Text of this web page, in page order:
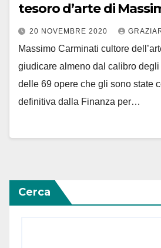
tesoro d’arte di
20 NOVEMBRE 2020
Massimo Carminati cultore
giudicare almeno dal calibro
delle 69 opere che gli sono state
definitiva dalla Finanza per…
Cerca